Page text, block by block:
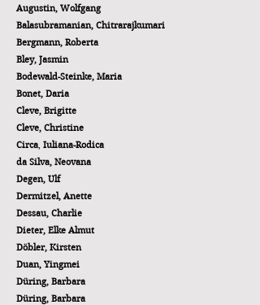
Augustin, Wolfgang
Balasubramanian, Chitrarajkumari
Bergmann, Roberta
Bley, Jasmin
Bodewald-Steinke, Maria
Bonet, Daria
Cleve, Brigitte
Cleve, Christine
Circa, Iuliana-Rodica
da Silva, Neovana
Degen, Ulf
Dermitzel, Anette
Dessau, Charlie
Dieter, Elke Almut
Döbler, Kirsten
Duan, Yingmei
Düring, Barbara
Düring, Barbara